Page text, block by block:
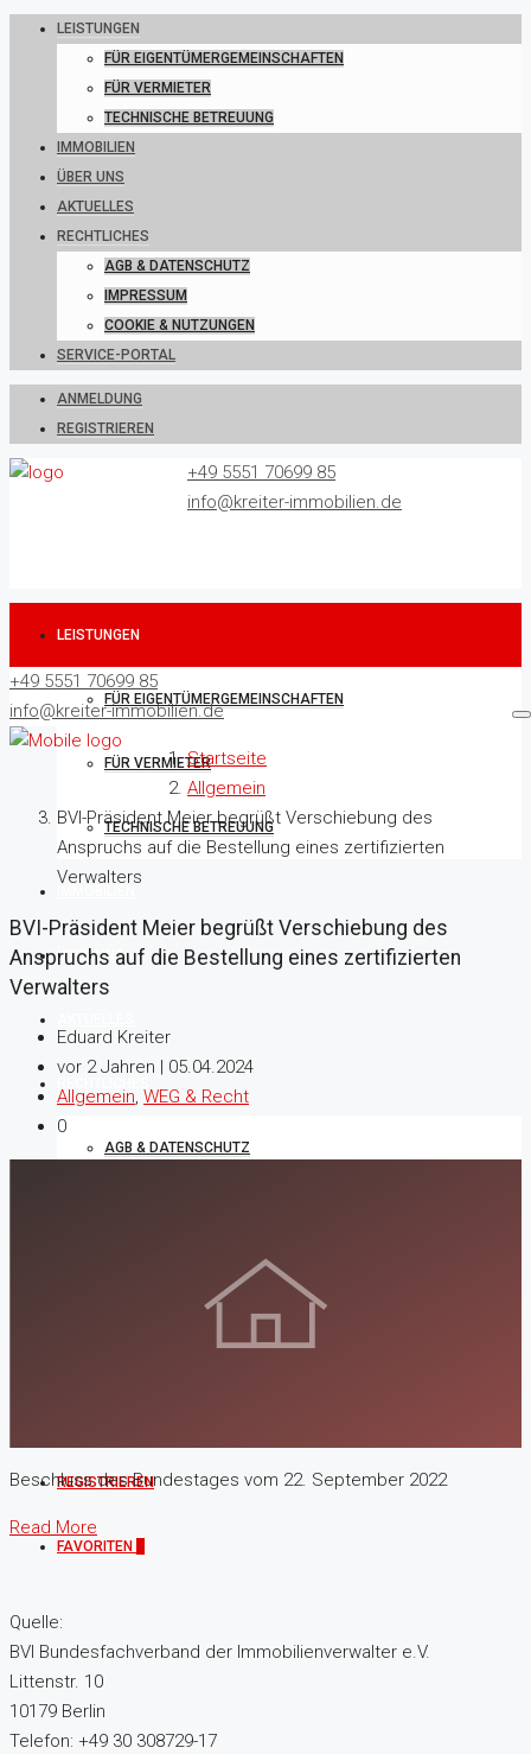
LEISTUNGEN
FÜR EIGENTÜMERGEMEINSCHAFTEN
FÜR VERMIETER
TECHNISCHE BETREUUNG
IMMOBILIEN
ÜBER UNS
AKTUELLES
RECHTLICHES
AGB & DATENSCHUTZ
IMPRESSUM
COOKIE & NUTZUNGEN
SERVICE-PORTAL
ANMELDUNG
REGISTRIEREN
+49 5551 70699 85
info@kreiter-immobilien.de
LEISTUNGEN
FÜR EIGENTÜMERGEMEINSCHAFTEN
FÜR VERMIETER
TECHNISCHE BETREUUNG
ÜBER UNS
AGB & DATENSCHUTZ
COOKIE & NUTZUNGEN
REGISTRIEREN
FAVORITEN
+49 5551 70699 85
info@kreiter-immobilien.de
Startseite
Allgemein
BVI-Präsident Meier begrüßt Verschiebung des
Anspruchs auf die Bestellung eines zertifizierten
Verwalters
BVI-Präsident Meier begrüßt Verschiebung des
Anspruchs auf die Bestellung eines zertifizierten
Verwalters
Eduard Kreiter
vor 2 Jahren | 05.04.2024
Allgemein, WEG & Recht
0
Beschluss des Bundestages vom 22. September 2022
Read More
Quelle:
BVI Bundesfachverband der Immobilienverwalter e.V.
Littenstr. 10
10179 Berlin
Telefon: +49 30 308729-17